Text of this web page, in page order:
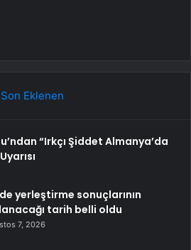
Son Eklenen
“Irkçı Şiddet Almanya’da
yerleştirme sonuçlarının
tarih belli oldu
7, 2026